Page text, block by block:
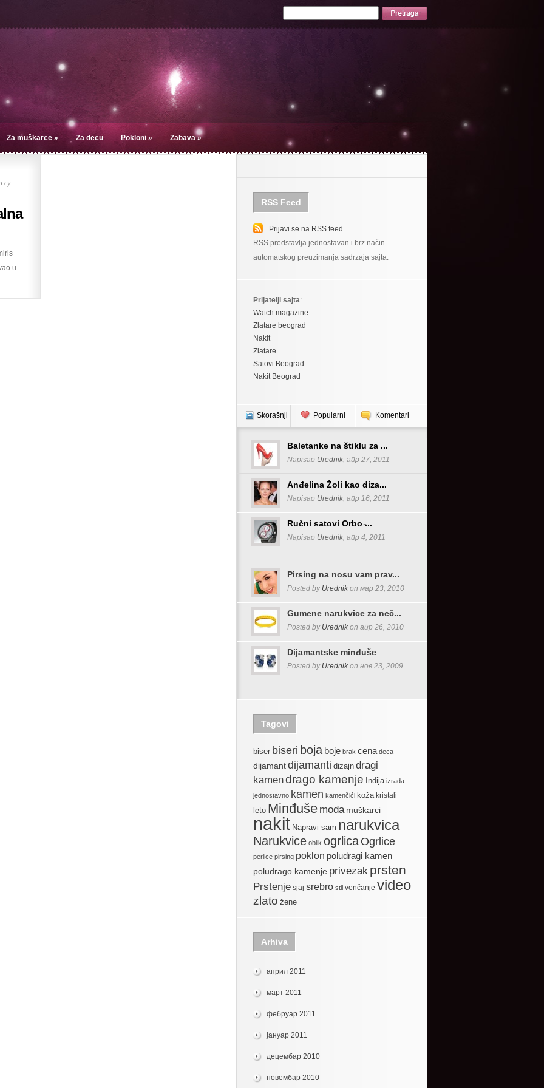
Za muškarce » Za decu Pokloni » Zabava»
су
u
RSS Feed
Prijavi se na RSS feed
RSS predstavlja jednostavan i brz način
automatskog preuzimanja sadrzaja sajta.
Prijatelji sajta:
Watch magazine
Zlatare beograd
Nakit
Zlatare
Satovi Beograd
Nakit Beograd
Skorašnji Popularni Komentari
Baletanke na štiklu za ...
Napisao Urednik, апр 27, 2011
Anđelina Žoli kao diza...
Napisao Urednik, апр 16, 2011
Ručni satovi Orbo ̵...
Napisao Urednik, апр 4, 2011
Pirsing na nosu vam prav...
Posted by Urednik on мар 23, 2010
Gumene narukvice za neč...
Posted by Urednik on апр 26, 2010
Dijamantske minđuše
Posted by Urednik on нов 23, 2009
Tagovi
biser biseri boja boje brak cena deca
dijamantdijamanti dizajn dragi
kamendrago kamenje Indija izrada
jednostavno kamen kamenčići koža kristali
leto Minđuše moda muškarci
nakit Napravi sam narukvica
Narukvice oblik ogrlicaOgrlice
perlice pirsing poklon poludragi kamen
poludrago kamenje privezak prsten
Prstenje sjaj srebro stil venčanje video
zlato žene
Arhiva
април 2011
март 2011
фебруар 2011
јануар 2011
децембар 2010
новембар 2010